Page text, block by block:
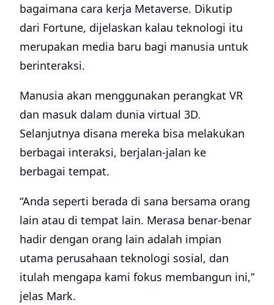
bagaimana cara kerja Metaverse. Dikutip
dari Fortune, dijelaskan kalau teknologi itu
merupakan media baru bagi manusia untuk
berinteraksi.
Manusia akan menggunakan perangkat VR
dan masuk dalam dunia virtual 3D.
Selanjutnya disana mereka bisa melakukan
berbagai interaksi, berjalan-jalan ke
berbagai tempat.
“Anda seperti berada di sana bersama orang
lain atau di tempat lain. Merasa benar-benar
hadir dengan orang lain adalah impian
utama perusahaan teknologi sosial, dan
itulah mengapa kami fokus membangun ini,”
jelas Mark.